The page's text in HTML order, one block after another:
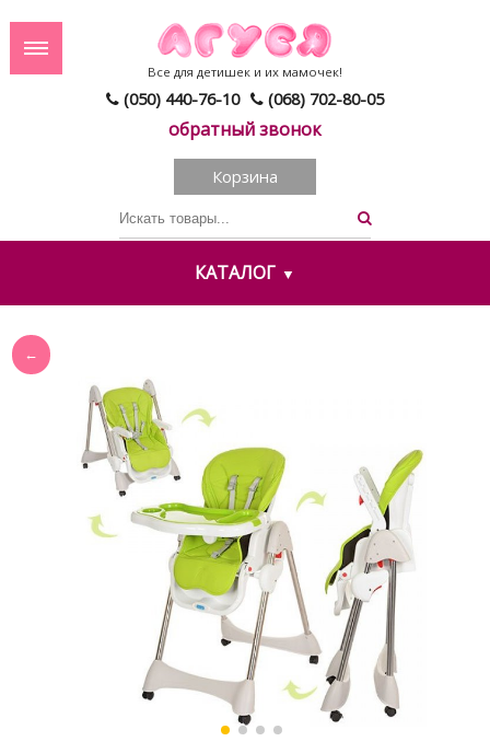
(050) 440-76-10 (068) 702-80-05
обратный звонок
Все для детишек и их мамочек!
Корзина
КАТАЛОГ